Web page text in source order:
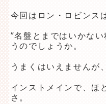
今回はロン・ロビンス
”名盤とまではいかな
うのでしょうか。
うまくはいえませんが、
インストメインで、ほ
さ。